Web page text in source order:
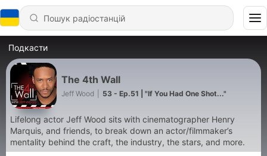
Подкасти
The 4th Wall
Jeff Wood 53 - Ep.51 | "If You Had One Shot..."
Lifelong actor Jeff Wood sits with cinematographer Henry
Marquis, and friends, to break down an actor/filmmaker’s
mentality behind the craft, the industry, the stars, and more.